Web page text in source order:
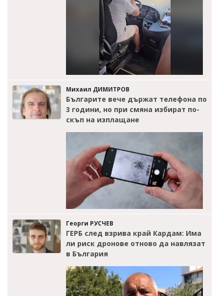
Михаил ДИМИТРОВ
Българите вече държат телефона по
3 години, но при смяна избират по-
скъп на изплащане
Георги РУСЧЕВ
ГЕРБ след взрива край Кардам: Има
ли риск дронове отново да навлязат
в България